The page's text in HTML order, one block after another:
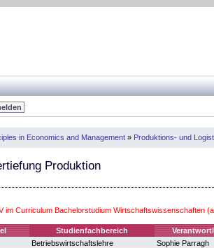
in Economics and Management » Produktions- und
Produktion
im Curriculum Bachelorstudium Wirtschaftswissenschaften
Studienfachbereich
Betriebswirtschaftslehre Sophie Parragh